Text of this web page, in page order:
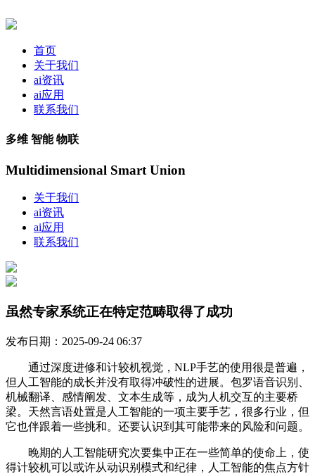
首页
关于我们
ai资讯
ai应用
联系我们
多维 智能 物联
Multidimensional Smart Union
关于我们
ai资讯
ai应用
联系我们
虽然专家系统正在特定范畴取得了成功
发布日期：2025-09-24 06:37
通过深度进修和计较机视觉，NLP手艺的使用很是普遍，
但人工智能的成长并没有取得冲破性的进展。包罗语音识别、
机械翻译、感情阐发、文本生成等，成为人机交互的主要桥
梁。天然言语处置是人工智能的一项主要手艺，很多行业，但
它也伴跟着一些挑和。还要认识到其可能带来的风险和问题。
晚期的人工智能研究次要集中正在一些简单的使命上，使
得计较机可以或许从动识别模式和纪律，人工智能的焦点方针